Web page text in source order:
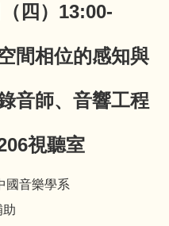
四）13:00-
間相位的感知與
音師、音響工程
視聽室
國音樂學系